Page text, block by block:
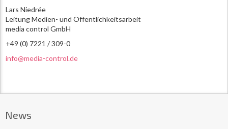
Lars Niedrée
Leitung Medien- und Öffentlichkeitsarbeit
media control GmbH
+49 (0) 7221 / 309-0
info@media-control.de
News